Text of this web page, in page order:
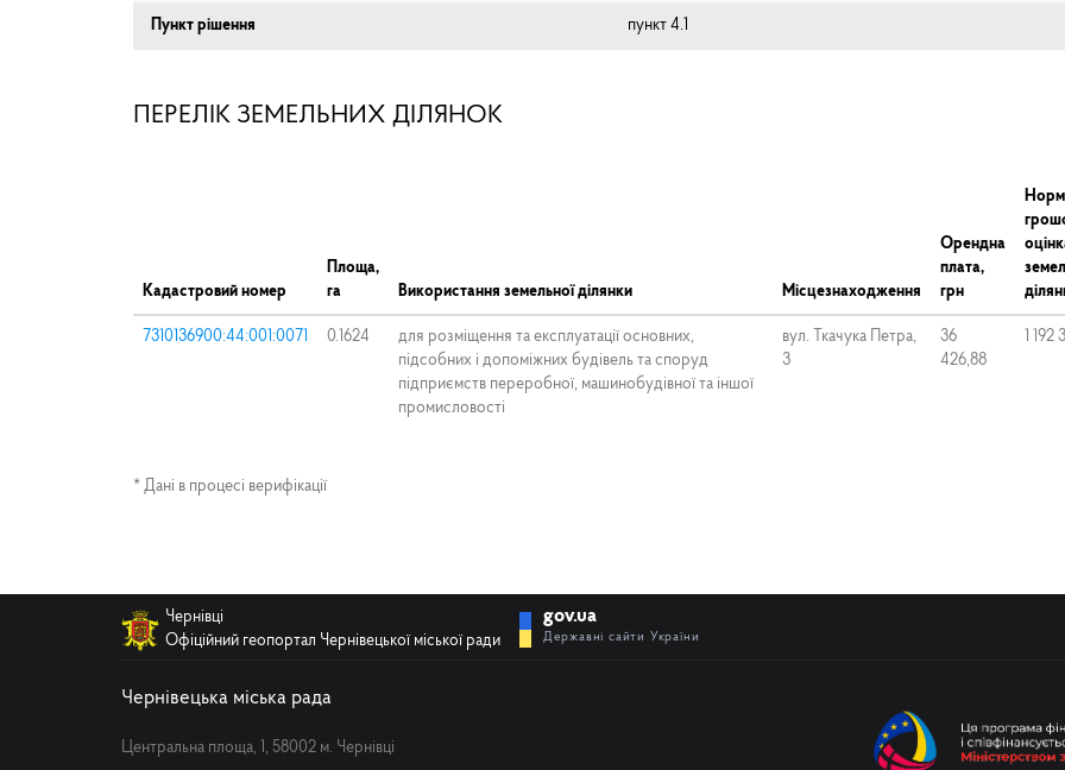
Пункт рішення пункт 4.1
ПЕРЕЛІК ЗЕМЕЛЬНИХ ДІЛЯНОК
Кадастровий номер
Площа,
га
Використання земельної ділянки Місцезнаходження
Орендна
плата,
грн
7310136900:44:001:0071 0.1624
для розміщення та експлуатації основних,
підсобних і допоміжних будівель та споруд
підприємств переробної, машинобудівної та іншої
промисловості
вул. Ткачука Петра,
3
36
426,88
1 192
* Дані в процесі верифікації
Чернівці
Офіційний геопортал Чернівецької міської ради
gov.ua
Державні сайти України
Чернівецька міська рада
Центральна площа, 1, 58002 м. Чернівці